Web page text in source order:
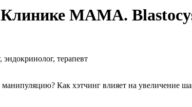
МАМА.
терапевт
Как хэтчинг влияет на увеличение